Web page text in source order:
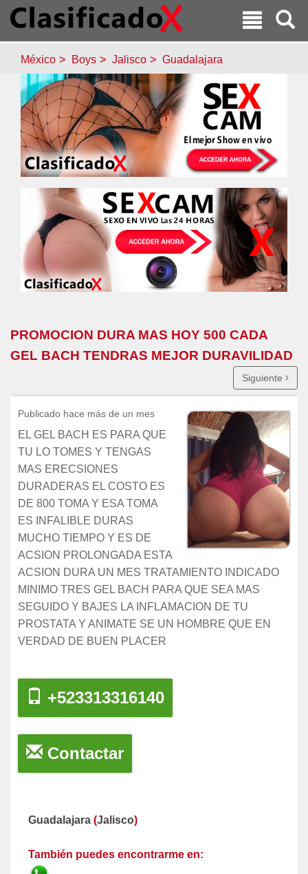
México Boys Jalisco Guadalajara
PROMOCION DURA MAS HOY 500 CADA
GEL BACH TENDRAS MEJOR DURAVILIDAD
Siguiente
Publicado hace más de un mes
EL GEL BACH ES PARA QUE
TU LO TOMES Y TENGAS
MAS ERECSIONES
DURADERAS EL COSTO ES
DE 800 TOMA Y ESA TOMA
ES INFALIBLE DURAS
MUCHO TIEMPO Y ES DE
ACSION PROLONGADA ESTA
ACSION DURA UN MES TRATAMIENTO INDICADO
MINIMO TRES GEL BACH PARA QUE SEA MAS
SEGUIDO Y BAJES LA INFLAMACION DE TU
PROSTATA Y ANIMATE SE UN HOMBRE QUE EN
VERDAD DE BUEN PLACER
+523313316140
Contactar
Guadalajara (Jalisco)
También puedes encontrarme en: